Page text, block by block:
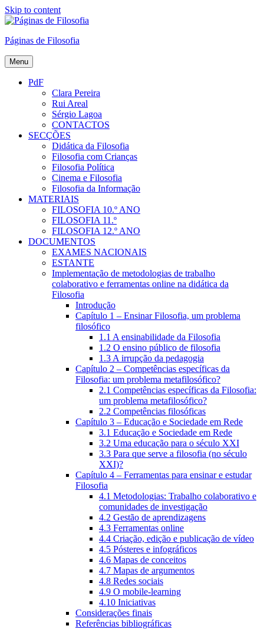
Skip to content
Páginas de Filosofia
Menu
PdF
Clara Pereira
Rui Areal
Sérgio Lagoa
CONTACTOS
SECÇÕES
Didática da Filosofia
Filosofia com Crianças
Filosofia Política
Cinema e Filosofia
Filosofia da Informação
MATERIAIS
FILOSOFIA 10.º ANO
FILOSOFIA 11.º
FILOSOFIA 12.º ANO
DOCUMENTOS
EXAMES NACIONAIS
ESTANTE
Implementação de metodologias de trabalho
colaborativo e ferramentas online na didática da
Filosofia
Introdução
Capítulo 1 – Ensinar Filosofia, um problema
filosófico
1.1 A ensinabilidade da Filosofia
1.2 O ensino público de filosofia
1.3 A irrupção da pedagogia
Capítulo 2 – Competências específicas da
Filosofia: um problema metafilosófico?
2.1 Competências específicas da Filosofia:
um problema metafilosófico?
2.2 Competências filosóficas
Capítulo 3 – Educação e Sociedade em Rede
3.1 Educação e Sociedade em Rede
3.2 Uma educação para o século XXI
3.3 Para que serve a filosofia (no século
XXI)?
Capítulo 4 – Ferramentas para ensinar e estudar
Filosofia
4.1 Metodologias: Trabalho colaborativo e
comunidades de investigação
4.2 Gestão de aprendizagens
4.3 Ferramentas online
4.4 Criação, edição e publicação de vídeo
4.5 Pósteres e infográficos
4.6 Mapas de conceitos
4.7 Mapas de argumentos
4.8 Redes sociais
4.9 O mobile-learning
4.10 Iniciativas
Considerações finais
Referências bibliográficas